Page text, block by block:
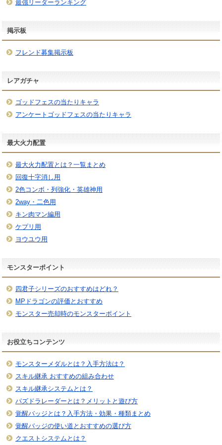
最強リーダーランキング
掲示板
フレンド募集掲示板
レアガチャ
ゴッドフェスの当たりキャラ
アンケートゴッドフェスの当たりキャラ
最大火力配置
最大火力配置とは？一覧まとめ
回復十字消し用
2色コンボ・列強化・英雄神用
2way・二色用
キン肉マン編用
ケプリ用
ヨウユウ用
モンスターポイント
四君子シリーズのおすすめはどれ？
MPドラゴンの評価とおすすめ
モンスター売却時のモンスターポイント
お役立ちコンテンツ
モンスターメダルとは？入手方法は？
スキル継承 おすすめの組み合わせ
スキル継承システムとは？
パズドラレーダーとは？メリットと遊び方
覚醒バッジとは？入手方法・効果・種類まとめ
覚醒バッジの使い道とおすすめの選び方
クエストシステムとは？